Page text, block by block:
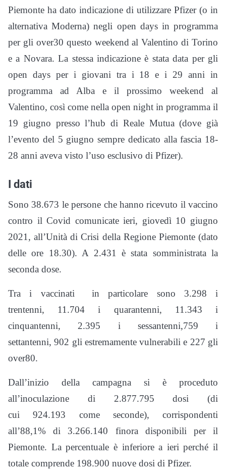
Piemonte ha dato indicazione di utilizzare Pfizer (o in
alternativa Moderna) negli open days in programma
per gli over30 questo weekend al Valentino di Torino
e a Novara. La stessa indicazione è stata data per gli
open days per i giovani tra i 18 e i 29 anni in
programma ad Alba e il prossimo weekend al
Valentino, così come nella open night in programma il
19 giugno presso l’hub di Reale Mutua (dove già
l’evento del 5 giugno sempre dedicato alla fascia 18-
28 anni aveva visto l’uso esclusivo di Pfizer).
I dati
Sono 38.673 le persone che hanno ricevuto il vaccino
contro il Covid comunicate ieri, giovedì 10 giugno
2021, all’Unità di Crisi della Regione Piemonte (dato
delle ore 18.30). A 2.431 è stata somministrata la
seconda dose.
Tra i vaccinati in particolare sono 3.298 i
trentenni, 11.704 i quarantenni, 11.343 i
cinquantenni, 2.395 i sessantenni,759 i
settantenni, 902 gli estremamente vulnerabili e 227 gli
over80.
Dall’inizio della campagna si è proceduto
all’inoculazione di 2.877.795 dosi (di
cui 924.193 come seconde), corrispondenti
all’88,1% di 3.266.140 finora disponibili per il
Piemonte. La percentuale è inferiore a ieri perché il
totale comprende 198.900 nuove dosi di Pfizer.